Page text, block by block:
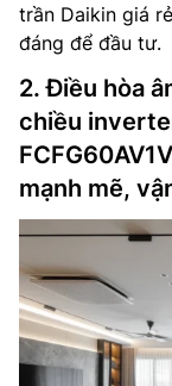
trần Daikin giá
đáng để đầu tư.
2. Điều hòa
chiều
mạnh mẽ,